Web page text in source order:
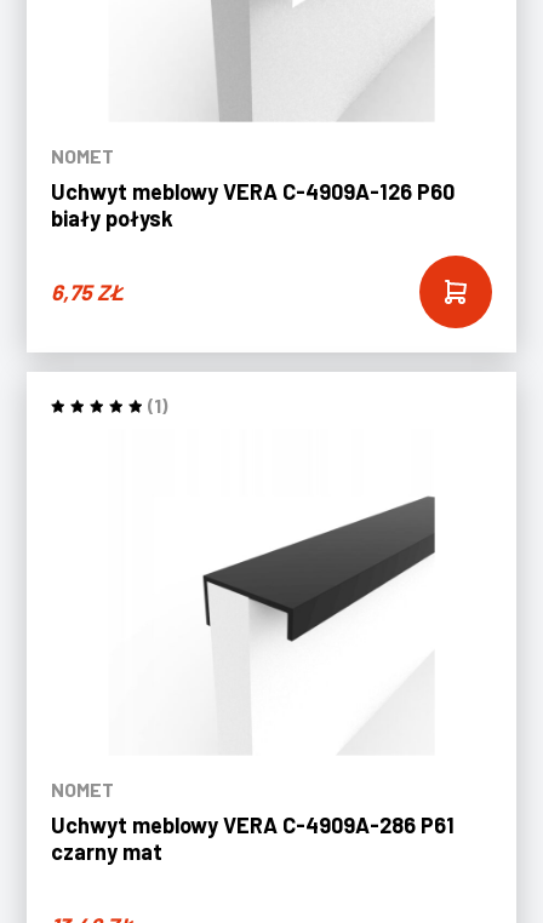
NOMET
Uchwyt meblowy VERA C-4909A-126 P60
biały połysk
6,75ZŁ
(1)
NOMET
Uchwyt meblowy VERA C-4909A-286 P61
czarny mat